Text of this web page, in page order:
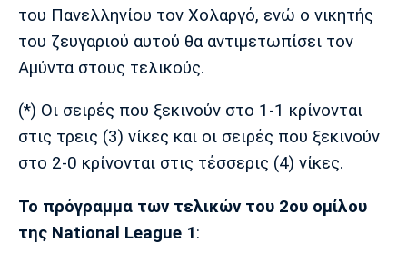
Ίντερ Μίλαν Μπάγερν
Μπορούσια
Ντόρτμουντ
Παρί Σεν
Ζερμέν
Μαρσέιγ
του Πανελληνίου τον Χολαργό, ενώ ο νικητής
του ζευγαριού αυτού θα αντιμετωπίσει τον
Αμύντα στους τελικούς.
(*) Οι σειρές που ξεκινούν στο 1-1 κρίνονται
στις τρεις (3) νίκες και οι σειρές που ξεκινούν
στο 2-0 κρίνονται στις τέσσερις (4) νίκες.
Το πρόγραμμα των τελικών του 2ου ομίλου
της National League 1: